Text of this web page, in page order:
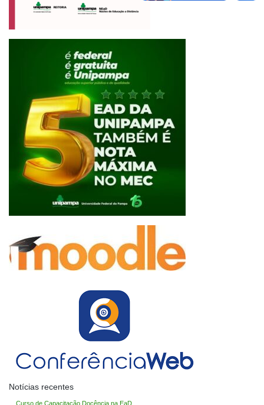
Notícias recentes
Curso de Capacitação Docência na EaD